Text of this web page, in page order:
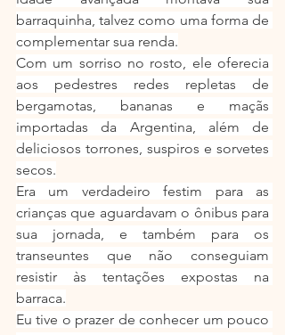
barraquinha, talvez como uma forma de
complementar sua renda.
Com um sorriso no rosto, ele oferecia
aos pedestres redes repletas de
bergamotas, bananas e maçãs
importadas da Argentina, além de
deliciosos torrones, suspiros e sorvetes
secos.
Era um verdadeiro festim para as
crianças que aguardavam o ônibus para
sua jornada, e também para os
transeuntes que não conseguiam
resistir às tentações expostas na
barraca.
Eu tive o prazer de conhecer um pouco